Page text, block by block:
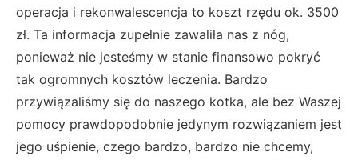
operacja i rekonwalescencja to koszt rzędu ok. 3500
zł. Ta informacja zupełnie zawaliła nas z nóg,
ponieważ nie jesteśmy w stanie finansowo pokryć
tak ogromnych kosztów leczenia. Bardzo
przywiązaliśmy się do naszego kotka, ale bez Waszej
pomocy prawdopodobnie jedynym rozwiązaniem jest
jego uśpienie, czego bardzo, bardzo nie chcemy,